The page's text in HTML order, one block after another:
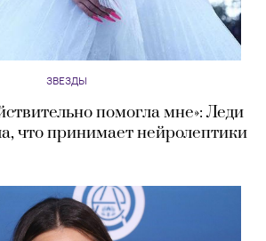
ЗВЕЗДЫ
помогла мне»: Леди
что принимает нейролептики